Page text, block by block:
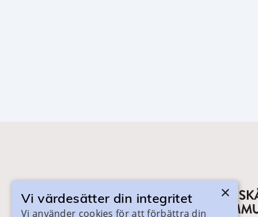
×
Vi värdesätter din integritet
Vi använder cookies för att förbättra din